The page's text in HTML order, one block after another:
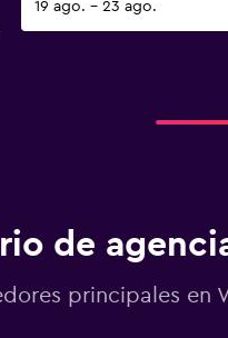
19 ago. - 23 ago.
de
principales en